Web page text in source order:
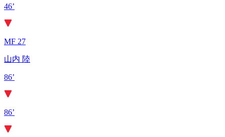
46’
MF 27
山内 陸
86’
86’